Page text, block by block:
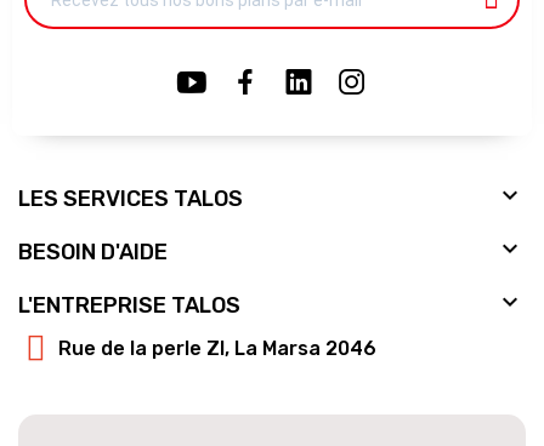
LES SERVICES TALOS 
BESOIN D'AIDE 
L'ENTREPRISE TALOS 
Rue de la perle ZI, La Marsa 2046